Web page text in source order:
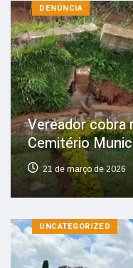
DENÚNCIA
Vereador cobra
Cemitério
21 de março de 2026
UNCATEGORIZED